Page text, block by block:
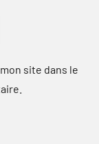
site dans le